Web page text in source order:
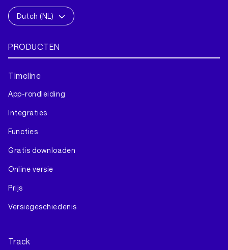
Dutch (NL)
PRODUCTEN
Timeline
App-rondleiding
Integraties
Functies
Gratis downloaden
Online versie
Prijs
Versiegeschiedenis
Track